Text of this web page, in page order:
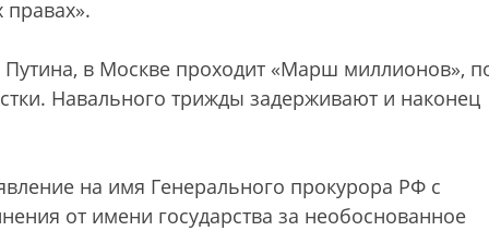
в Москве проходит «Марш миллионов»,
Навального трижды задерживают и наконец
на имя Генерального прокурора РФ с
от имени государства за необоснованное